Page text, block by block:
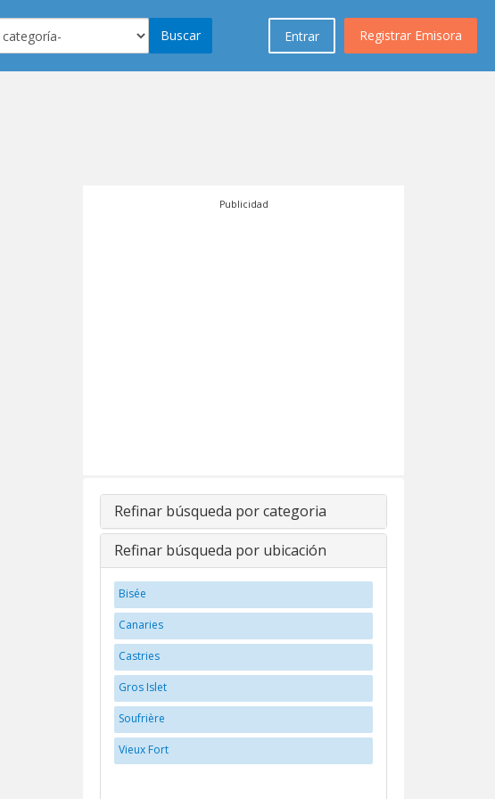
Registrar Emisora
Entrar
Buscar
Publicidad
Refinar búsqueda por categoria
Refinar búsqueda por ubicación
Bisée
Canaries
Castries
Gros Islet
Soufrière
Vieux Fort